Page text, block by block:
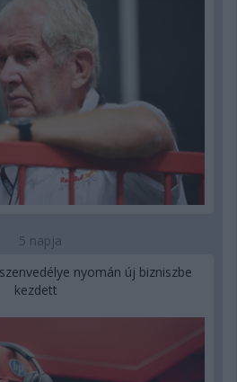
5 napja
nyomán új bizniszbe
kezdett